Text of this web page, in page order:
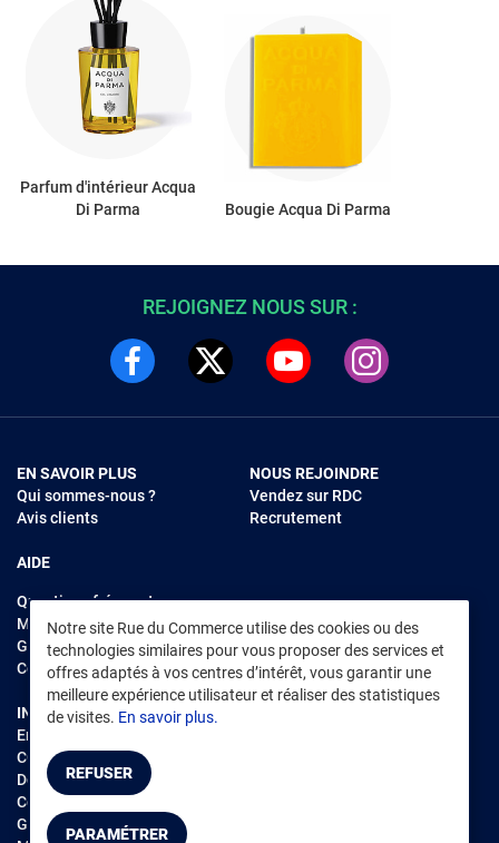
Parfum d'intérieur Acqua
Di Parma
Bougie Acqua Di Parma
REJOIGNEZ NOUS SUR :
EN SAVOIR PLUS
Qui sommes-nous ?
Avis clients
AIDE
Questions fréquentes
Modes de règlements
Garantie et retours
Contacter Rue du Commerce
NOUS REJOINDRE
Vendez sur RDC
Recrutement
INFORMATIONS LÉGALES
Environnement
CGV /CGU Marketplace
Données personnelles
Cookies
Gérer mes cookies
Notre site Rue du Commerce utilise des cookies ou des
technologies similaires pour vous proposer des services et
offres adaptés à vos centres d’intérêt, vous garantir une
meilleure expérience utilisateur et réaliser des statistiques
de visites. En savoir plus.
REFUSER
PARAMÉTRER